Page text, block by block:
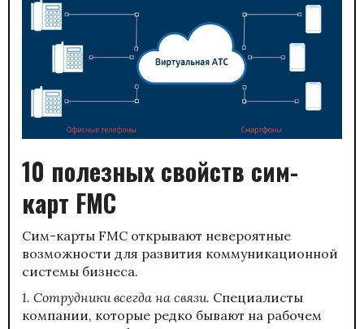
10 полезных свойств сим-
карт FMC
Сим-карты FMC открывают невероятные
возможности для развития коммуникационной
системы бизнеса.
1. Сотрудники всегда на связи. Специалисты
компании, которые редко бывают на рабочем